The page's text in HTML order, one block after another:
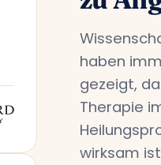
haben
gezeigt,
Therapie
wirksam